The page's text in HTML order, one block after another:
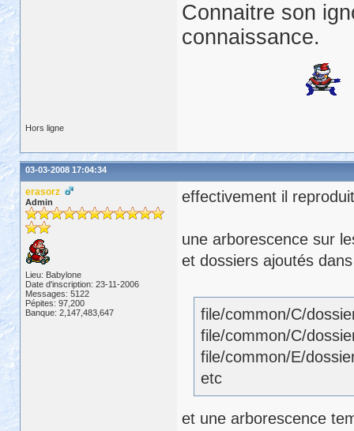
Connaitre son
connaissance.
Hors ligne
03-03-2008 17:04:34
erasorz
Admin
Lieu: Babylone
Date d'inscription: 23-11-2006
Messages: 5122
Pépites: 97,200
Banque: 2,147,483,647
effectivement il
une arborescence sur
et dossiers ajoutés
file/common/C/
file/common/C/
file/common/E/
etc
et une arborescence